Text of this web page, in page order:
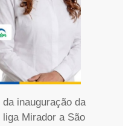
inauguração da
Mirador a São